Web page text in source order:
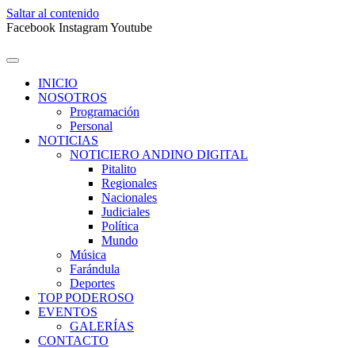
Saltar al contenido
Facebook InstagramYoutube
INICIO
NOSOTROS
Programación
Personal
NOTICIAS
NOTICIERO ANDINO DIGITAL
Pitalito
Regionales
Nacionales
Judiciales
Política
Mundo
Música
Farándula
Deportes
TOP PODEROSO
EVENTOS
GALERÍAS
CONTACTO